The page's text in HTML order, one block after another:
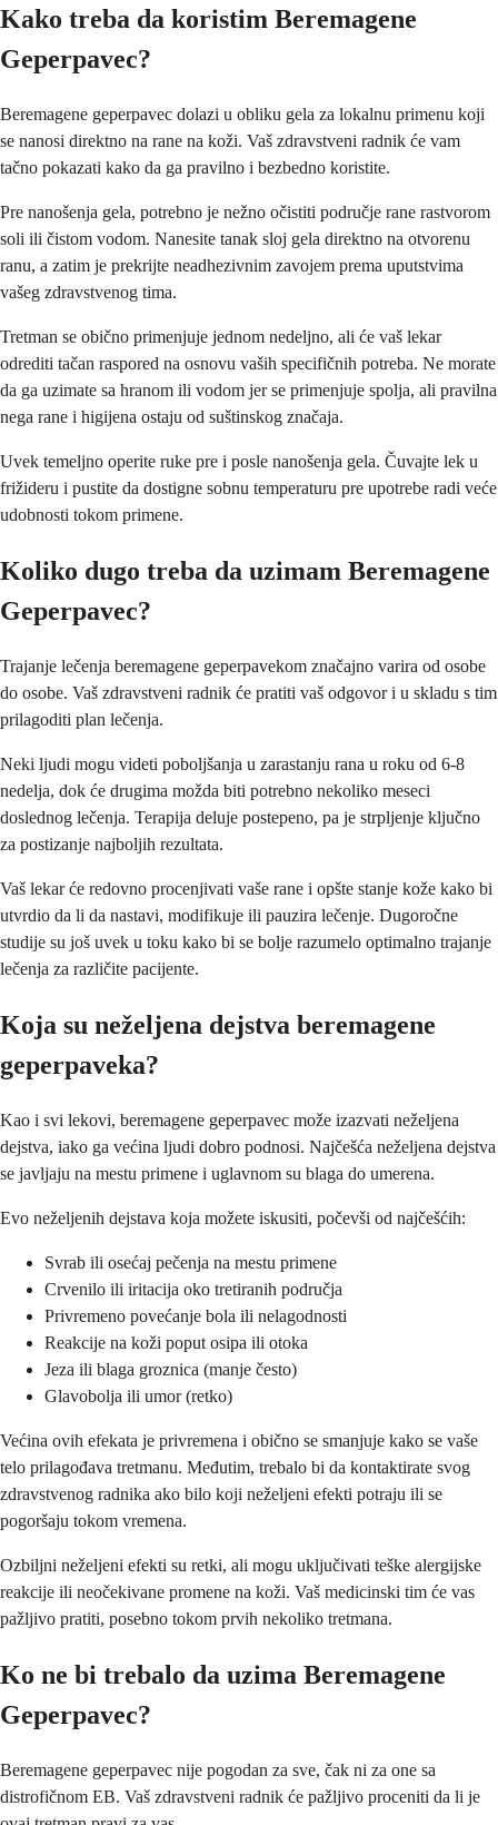
Kako treba da koristim Beremagene
Geperpavec?
Beremagene geperpavec dolazi u obliku gela za lokalnu primenu koji
se nanosi direktno na rane na koži. Vaš zdravstveni radnik će vam
tačno pokazati kako da ga pravilno i bezbedno koristite.
Pre nanošenja gela, potrebno je nežno očistiti područje rane rastvorom
soli ili čistom vodom. Nanesite tanak sloj gela direktno na otvorenu
ranu, a zatim je prekrijte neadhezivnim zavojem prema uputstvima
vašeg zdravstvenog tima.
Tretman se obično primenjuje jednom nedeljno, ali će vaš lekar
odrediti tačan raspored na osnovu vaših specifičnih potreba. Ne morate
da ga uzimate sa hranom ili vodom jer se primenjuje spolja, ali pravilna
nega rane i higijena ostaju od suštinskog značaja.
Uvek temeljno operite ruke pre i posle nanošenja gela. Čuvajte lek u
frižideru i pustite da dostigne sobnu temperaturu pre upotrebe radi veće
udobnosti tokom primene.
Koliko dugo treba da uzimam Beremagene
Geperpavec?
Trajanje lečenja beremagene geperpavekom značajno varira od osobe
do osobe. Vaš zdravstveni radnik će pratiti vaš odgovor i u skladu s tim
prilagoditi plan lečenja.
Neki ljudi mogu videti poboljšanja u zarastanju rana u roku od 6-8
nedelja, dok će drugima možda biti potrebno nekoliko meseci
doslednog lečenja. Terapija deluje postepeno, pa je strpljenje ključno
za postizanje najboljih rezultata.
Vaš lekar će redovno procenjivati vaše rane i opšte stanje kože kako bi
utvrdio da li da nastavi, modifikuje ili pauzira lečenje. Dugoročne
studije su još uvek u toku kako bi se bolje razumelo optimalno trajanje
lečenja za različite pacijente.
Koja su neželjena dejstva beremagene
geperpaveka?
Kao i svi lekovi, beremagene geperpavec može izazvati neželjena
dejstva, iako ga većina ljudi dobro podnosi. Najčešća neželjena dejstva
se javljaju na mestu primene i uglavnom su blaga do umerena.
Evo neželjenih dejstava koja možete iskusiti, počevši od najčešćih:
Svrab ili osećaj pečenja na mestu primene
Crvenilo ili iritacija oko tretiranih područja
Privremeno povećanje bola ili nelagodnosti
Reakcije na koži poput osipa ili otoka
Jeza ili blaga groznica (manje često)
Glavobolja ili umor (retko)
Većina ovih efekata je privremena i obično se smanjuje kako se vaše
telo prilagođava tretmanu. Međutim, trebalo bi da kontaktirate svog
zdravstvenog radnika ako bilo koji neželjeni efekti potraju ili se
pogoršaju tokom vremena.
Ozbiljni neželjeni efekti su retki, ali mogu uključivati teške alergijske
reakcije ili neočekivane promene na koži. Vaš medicinski tim će vas
pažljivo pratiti, posebno tokom prvih nekoliko tretmana.
Ko ne bi trebalo da uzima Beremagene
Geperpavec?
Beremagene geperpavec nije pogodan za sve, čak ni za one sa
distrofičnom EB. Vaš zdravstveni radnik će pažljivo proceniti da li je